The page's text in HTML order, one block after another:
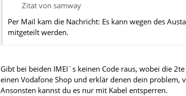
Zitat von samway
Per Mail kam die Nachricht: Es kann wegen des
mitgeteilt werden.
Gibt bei beiden IMEI´s keinen Code raus, wobei die
einen Vodafone Shop und erklär denen dein problem,
Ansonsten kannst du es nur mit Kabel entsperren.